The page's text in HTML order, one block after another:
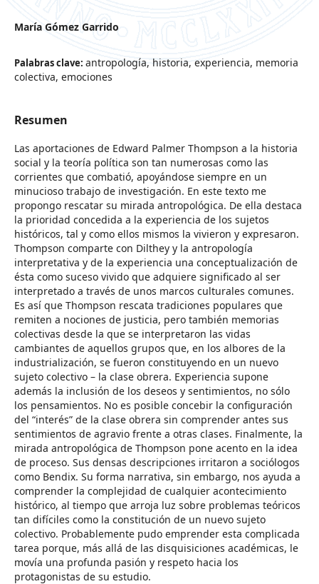
María Gómez Garrido
Palabras clave: antropología, historia, experiencia, memoria
colectiva, emociones
Resumen
Las aportaciones de Edward Palmer Thompson a la historia
social y la teoría política son tan numerosas como las
corrientes que combatió, apoyándose siempre en un
minucioso trabajo de investigación. En este texto me
propongo rescatar su mirada antropológica. De ella destaca
la prioridad concedida a la experiencia de los sujetos
históricos, tal y como ellos mismos la vivieron y expresaron.
Thompson comparte con Dilthey y la antropología
interpretativa y de la experiencia una conceptualización de
ésta como suceso vivido que adquiere significado al ser
interpretado a través de unos marcos culturales comunes.
Es así que Thompson rescata tradiciones populares que
remiten a nociones de justicia, pero también memorias
colectivas desde la que se interpretaron las vidas
cambiantes de aquellos grupos que, en los albores de la
industrialización, se fueron constituyendo en un nuevo
sujeto colectivo – la clase obrera. Experiencia supone
además la inclusión de los deseos y sentimientos, no sólo
los pensamientos. No es posible concebir la configuración
del “interés” de la clase obrera sin comprender antes sus
sentimientos de agravio frente a otras clases. Finalmente, la
mirada antropológica de Thompson pone acento en la idea
de proceso. Sus densas descripciones irritaron a sociólogos
como Bendix. Su forma narrativa, sin embargo, nos ayuda a
comprender la complejidad de cualquier acontecimiento
histórico, al tiempo que arroja luz sobre problemas teóricos
tan difíciles como la constitución de un nuevo sujeto
colectivo. Probablemente pudo emprender esta complicada
tarea porque, más allá de las disquisiciones académicas, le
movía una profunda pasión y respeto hacia los
protagonistas de su estudio.